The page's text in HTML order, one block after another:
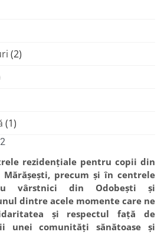
rezidențiale pentru copii din
Mărășești, precum și în centrele
vârstnici din Odobești și
dintre acele momente care ne
și respectul față de
unei comunități sănătoase și
(2)
(1)